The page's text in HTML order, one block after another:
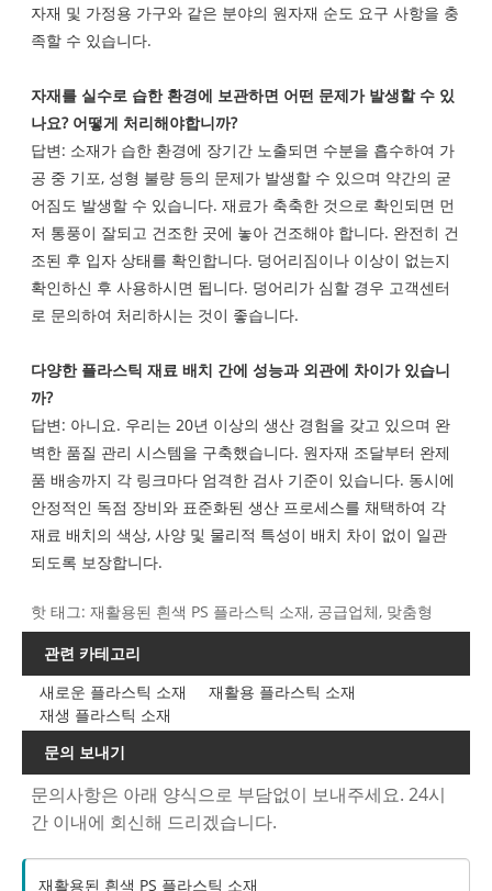
자재 및 가정용 가구와 같은 분야의 원자재 순도 요구 사항을 충
족할 수 있습니다.
자재를 실수로 습한 환경에 보관하면 어떤 문제가 발생할 수 있
나요? 어떻게 처리해야합니까?
답변: 소재가 습한 환경에 장기간 노출되면 수분을 흡수하여 가
공 중 기포, 성형 불량 등의 문제가 발생할 수 있으며 약간의 굳
어짐도 발생할 수 있습니다. 재료가 축축한 것으로 확인되면 먼
저 통풍이 잘되고 건조한 곳에 놓아 건조해야 합니다. 완전히 건
조된 후 입자 상태를 확인합니다. 덩어리짐이나 이상이 없는지
확인하신 후 사용하시면 됩니다. 덩어리가 심할 경우 고객센터
로 문의하여 처리하시는 것이 좋습니다.
다양한 플라스틱 재료 배치 간에 성능과 외관에 차이가 있습니
까?
답변: 아니요. 우리는 20년 이상의 생산 경험을 갖고 있으며 완
벽한 품질 관리 시스템을 구축했습니다. 원자재 조달부터 완제
품 배송까지 각 링크마다 엄격한 검사 기준이 있습니다. 동시에
안정적인 독점 장비와 표준화된 생산 프로세스를 채택하여 각
재료 배치의 색상, 사양 및 물리적 특성이 배치 차이 없이 일관
되도록 보장합니다.
핫 태그: 재활용된 흰색 PS 플라스틱 소재, 공급업체, 맞춤형
관련 카테고리
새로운 플라스틱 소재
재활용 플라스틱 소재
재생 플라스틱 소재
문의 보내기
문의사항은 아래 양식으로 부담없이 보내주세요. 24시
간 이내에 회신해 드리겠습니다.